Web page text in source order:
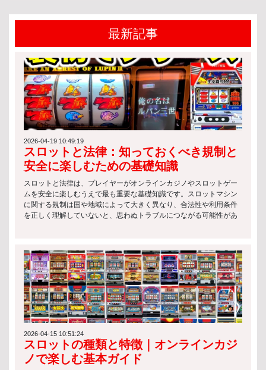
最新記事
2026-04-19 10:49:19
スロットと法律：知っておくべき規制と
安全に楽しむための基礎知識
スロットと法律は、プレイヤーがオンラインカジノやスロットゲー
ムを安全に楽しむうえで最も重要な基礎知識です。スロットマシン
に関する規制は国や地域によって大きく異なり、合法性や利用条件
を正しく理解していないと、思わぬトラブルにつながる可能性があ
律上のポイントです： スロットマシンの運営には、各国の規制当局
によるライセンス取得が必要 違法に設置・提供されているスロット
の利用には罰則が科される場合がある 年齢制限や本人確認など、プ
レイヤー保護のためのルールが設けられている このようにスロット
と法律は密接に関係しており、単なる娯楽ではなく「ルールを理解
した上で楽しむゲーム」であることを意識することが重要です。 ス
ロットゲームの種類 クラシックスロット クラシックスロットは、最
もシンプルな構造を持つ伝統的なスロットゲームです。主に3リール
構成で、初心者でも理解しやすいのが特徴です。 主な特徴は以下の
通りです： シンプルなルールで直感的にプレイ可能 フルーツやBAR
などの基本シンボルが中心 配当は控えめだが、リスクも低い スロッ
2026-04-15 10:51:24
スロットの種類と特徴｜オンラインカジ
ノで楽しむ基本ガイド